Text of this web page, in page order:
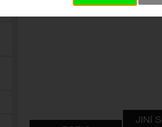
JINÍ